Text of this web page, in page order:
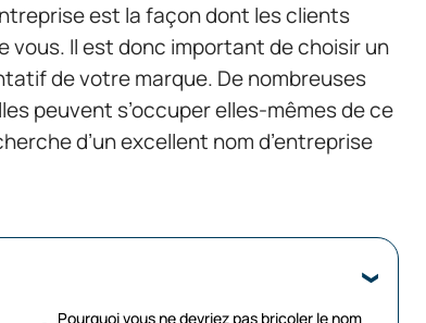
est la façon dont les clients
Il est donc important de choisir un
de votre marque. De nombreuses
peuvent s’occuper elles-mêmes de ce
d’un excellent nom d’entreprise
Pourquoi vous ne devriez pas bricoler le nom